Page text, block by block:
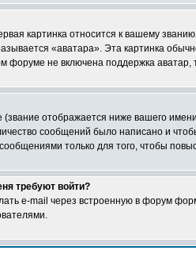
картинка относится к вашему
«аватара». Эта картинка
форуме не включена поддержка
отображается ниже вашего
сообщений было написано и
только для того, чтобы
требуют войти?
e-mail через встроенную в форум